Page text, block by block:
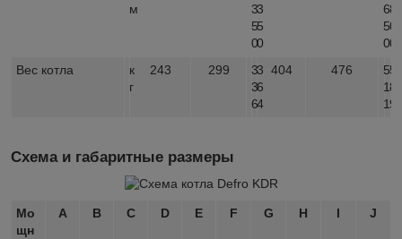
м
3
5
0
3
5
0
6
5
0
8
0
0
Вес котла
к
г
243 299
3
3
6
3
6
4
404 476
5
1
1
5
8
9
Схема и габаритные размеры
Мо
щн
A B C D E F G H I J